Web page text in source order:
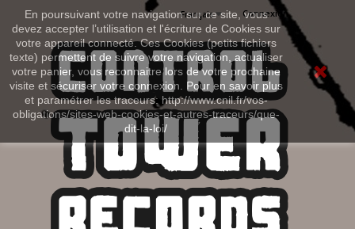
En poursuivant votre navigation sur ce site, vous
devez accepter l’utilisation et l'écriture de Cookies sur
votre appareil connecté. Ces Cookies (petits fichiers
texte) permettent de suivre votre navigation, actualiser
votre panier, vous reconnaitre lors de votre prochaine
visite et sécuriser votre connexion. Pour en savoir plus
et paramétrer les traceurs: http://www.cnil.fr/vos-
obligations/sites-web-cookies-et-autres-traceurs/que-
dit-la-loi/
Connexion
Français